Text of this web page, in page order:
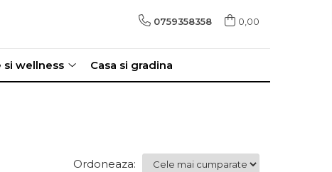
0759358358 0,00
si wellness Casa si gradina
Ordoneaza: